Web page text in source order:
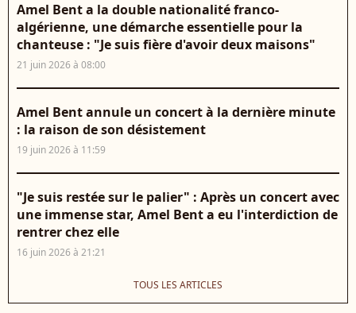
Amel Bent a la double nationalité franco-
algérienne, une démarche essentielle pour la
chanteuse : "Je suis fière d'avoir deux maisons"
21 juin 2026 à 08:00
Amel Bent annule un concert à la dernière minute
: la raison de son désistement
19 juin 2026 à 11:59
"Je suis restée sur le palier" : Après un concert avec
une immense star, Amel Bent a eu l'interdiction de
rentrer chez elle
16 juin 2026 à 21:21
TOUS LES ARTICLES